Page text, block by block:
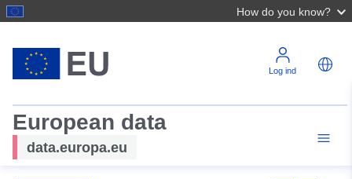
How do you know?
Log ind
European data
data.europa.eu